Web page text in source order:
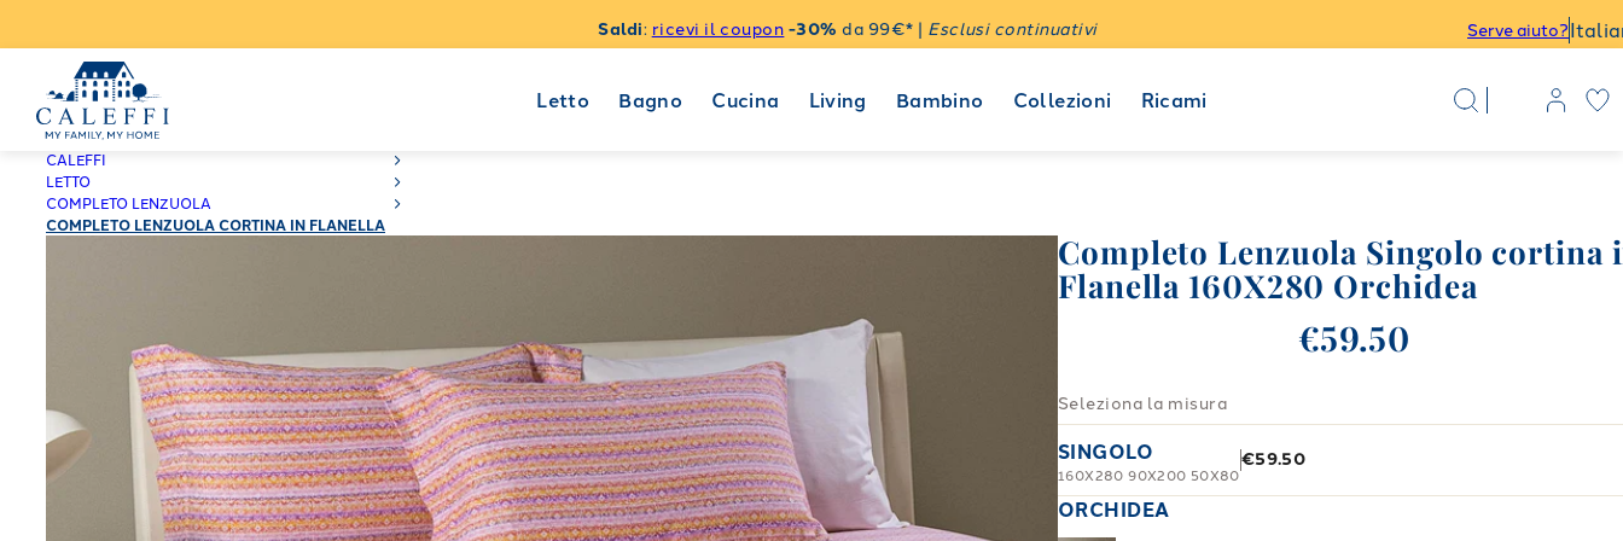
Saldi: ricevi il coupon -30% da 99€* | Esclusi continuativi Serve aiuto?
Letto Bagno Cucina Living Bambino Collezioni Ricami
CALEFFI
LETTO
COMPLETO LENZUOLA
COMPLETO LENZUOLA CORTINA IN FLANELLA
Completo Lenzuola Singolo cortina
Flanella 160X280 Orchidea
€59.50
Seleziona la misura
SINGOLO
160X280 90X200 50X80
€59.50
ORCHIDEA